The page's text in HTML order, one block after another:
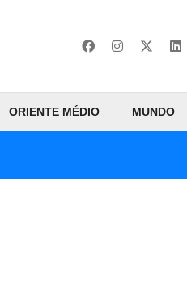
ORIENTE MÉDIO MUNDO